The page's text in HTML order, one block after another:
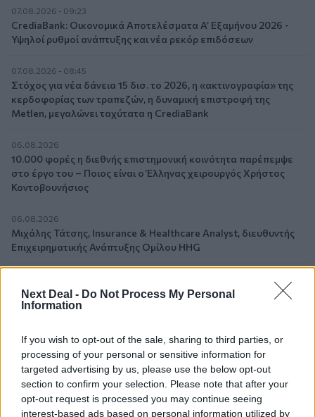
Next Deal - Do Not Process My Personal
Information
If you wish to opt-out of the sale, sharing to third parties, or
processing of your personal or sensitive information for
targeted advertising by us, please use the below opt-out
section to confirm your selection. Please note that after your
opt-out request is processed you may continue seeing
interest-based ads based on personal information utilized by
07.08.2026 - 09:23
CrediaBank: Οικονομικά Αποτελέσματα A’ Εξαμήνου 2026 -
Υψηλοί ρυθμοί ανάπτυξης και νέα ρεκόρ επιδόσεων
07.08.2026 - 08:45
Στόχος για νέα δάνεια 15 δισ. το 2026, η «ακτινογραφία» της
κερδοφορίας των τραπεζών, η δυναμική επιστροφή της
Metlen, μεγαλώνει ταχύτατα η CrediaBank
06.08.2026
10.000 φορές η διεθνής επιστημονική κοινότητα παρέπεμψε
στο έργο του – Ποιος είναι ο Έλληνας χειρουργός Χρήστος
Κοντοβουνήσιος
06.08.2026
Μιχάλης Τάτσης, Insurance & Healthcare Analyst, διευθυντής
Επιχειρηματικής Ανάπτυξης Ομίλου HHG
Όταν η επόμενη μέρα είναι στάχτη, τι θα πει ο Ασφαλιστικός
Διαμεσολαβητής στον πελάτη κλάδου υγείας;
06.08.2026
Kavita Patel - PhARMA Innovation Forum: Ένα στα πέντε
καινοτόμα φάρμακα φτάνει τελικά στην Ελλάδα
06.08.2026
Μείωση ασφαλιστικών εισφορών ύψους 240 εκατ. ευρώ